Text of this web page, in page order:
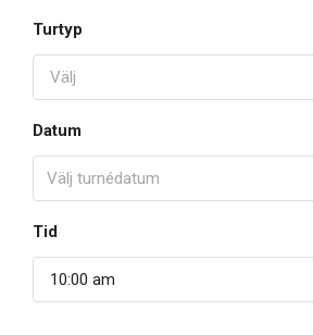
Turtyp
Välj
Datum
Tid
10:00 am